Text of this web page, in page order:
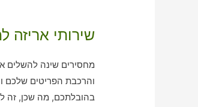
שירותי אריזה
מחסירים שינה להשלים
והרכבת הפריטים שלכם
בהובלתכם, מה שכן, זה